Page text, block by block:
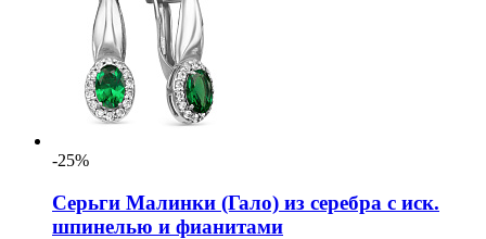
-25%
Серьги Малинки (Гало) из серебра с иск.
шпинелью и фианитами